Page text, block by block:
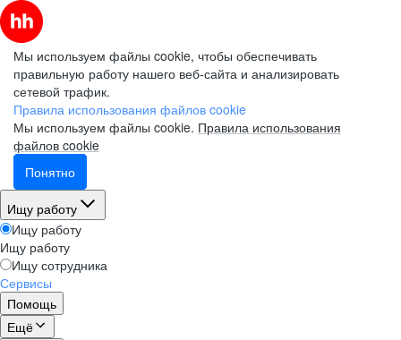
Мы используем файлы cookie, чтобы обеспечивать
правильную работу нашего веб-сайта и анализировать
сетевой трафик.
Правила использования файлов cookie
Мы используем файлы cookie. Правила использования
файлов cookie
Понятно
Ищу работу
Ищу работу
Ищу работу
Ищу сотрудника
Сервисы
Помощь
Ещё